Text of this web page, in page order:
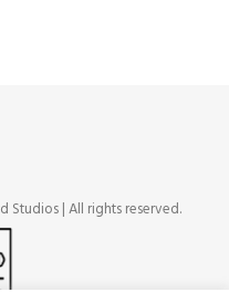
Studios | All rights reserved.